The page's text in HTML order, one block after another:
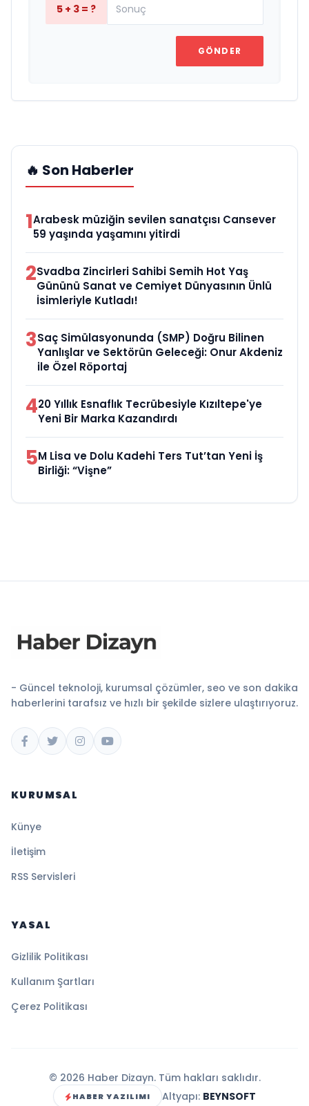
5 + 3 = ?
GÖNDER
🔥 Son Haberler
1Arabesk müziğin sevilen sanatçısı Cansever
59 yaşında yaşamını yitirdi
2Svadba Zincirleri Sahibi Semih Hot Yaş
Gününü Sanat ve Cemiyet Dünyasının Ünlü
İsimleriyle Kutladı!
3Saç Simülasyonunda (SMP) Doğru Bilinen
Yanlışlar ve Sektörün Geleceği: Onur Akdeniz
ile Özel Röportaj
420 Yıllık Esnaflık Tecrübesiyle Kızıltepe'ye
Yeni Bir Marka Kazandırdı
5M Lisa ve Dolu Kadehi Ters Tut’tan Yeni İş
Birliği: “Vişne”
- Güncel teknoloji, kurumsal çözümler, seo ve son dakika
haberlerini tarafsız ve hızlı bir şekilde sizlere ulaştırıyoruz.
KURUMSAL
Künye
İletişim
RSS Servisleri
YASAL
Gizlilik Politikası
Kullanım Şartları
Çerez Politikası
© 2026 Haber Dizayn. Tüm hakları saklıdır.
HABER YAZILIMI Altyapı: BEYNSOFT